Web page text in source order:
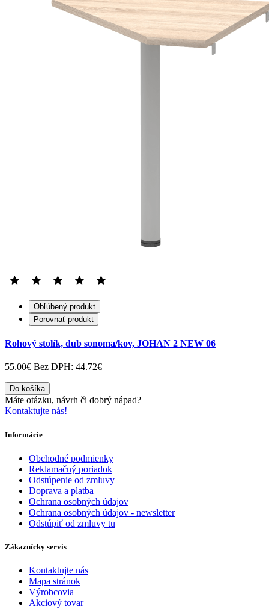
Obľúbený produkt
Porovnať produkt
Rohový stolík, dub sonoma/kov, JOHAN 2 NEW 06
55.00€ Bez DPH: 44.72€
Do košíka
Máte otázku, návrh či dobrý nápad?
Kontaktujte nás!
Informácie
Obchodné podmienky
Reklamačný poriadok
Odstúpenie od zmluvy
Doprava a platba
Ochrana osobných údajov
Ochrana osobných údajov - newsletter
Odstúpiť od zmluvy tu
Zákaznícky servis
Kontaktujte nás
Mapa stránok
Výrobcovia
Akciový tovar